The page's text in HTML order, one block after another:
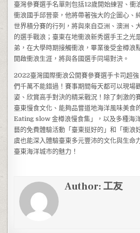
臺灣參賽選手名單則包括12歲開始練習、衝
衝浪國手邱晉豪，他將帶著強大的企圖心、
世界積分賽的行列，將與來自亞洲、澳洲、
的選手戰浪；臺東在地衝浪新秀選手王之光
弟，在大學時期接觸衝浪，畢業後受金樽浪
開啟衝浪生涯，將與各國選手同場對決。
2022臺灣國際衝浪公開賽參賽選手卡司超
們千萬不能錯過！賽事期間每天都可以現場
姿、欣賞高手對決的精采戰況！除了刺激的
臺東慢食文化、能夠品嘗道地海洋風味美
Eating slow 金樽浪慢食集」，以及多種海
藝的免費體驗活動「臺東挺好的」和「衝浪
虞也能深入體驗臺東多元豐沛的文化與生命
臺東海洋城市的魅力！
Author: 工友